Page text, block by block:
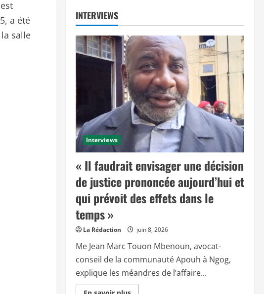
a été
salle
INTERVIEWS
Interviews
« Il faudrait envisager une décision
de justice prononcée aujourd’hui et
qui prévoit des effets dans le
temps »
La Rédaction juin 8, 2026
Me Jean Marc Touon Mbenoun, avocat-
conseil de la communauté Apouh à Ngog,
explique les méandres de l’affaire...